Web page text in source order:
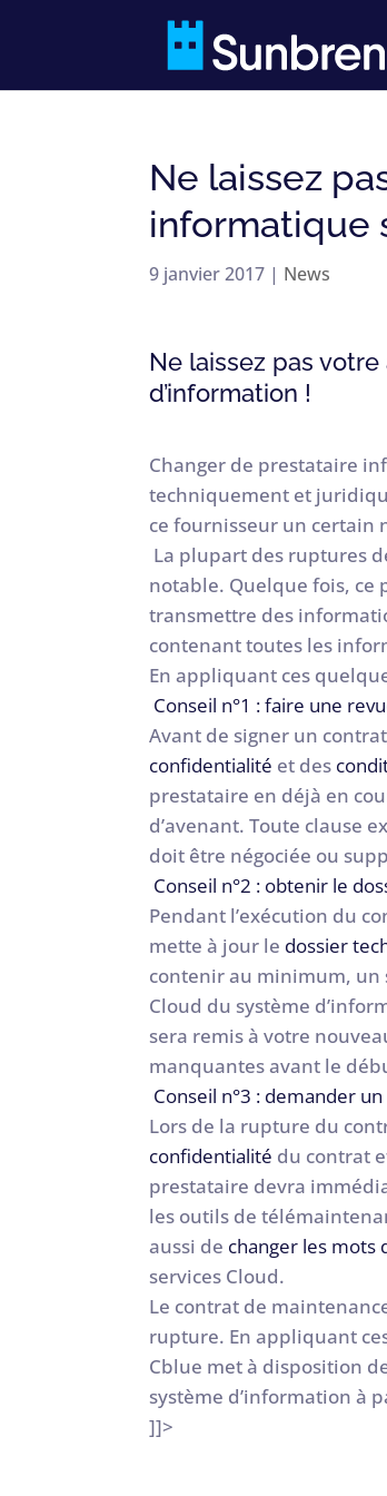
Ne laissez
informatique
9 janvier 2017 | News
Ne laissez pas
d’information !
Changer de prestataire
techniquement et
ce fournisseur un certain
La plupart des ruptures
notable. Quelque fois, ce
transmettre des
contenant toutes les
En appliquant ces
Conseil n°1 : faire une
Avant de signer un
confidentialité et des
prestataire en déjà en
d’avenant. Toute clause
doit être négociée ou
Conseil n°2 : obtenir le
Pendant l’exécution du
mette à jour le dossier
contenir au minimum, un
Cloud du système
sera remis à votre
manquantes avant le
Conseil n°3 : demander
Lors de la rupture du
confidentialité du contrat
prestataire devra
les outils de
aussi de changer les mots
services Cloud.
Le contrat de
rupture. En appliquant
Cblue met à disposition
système d’information à
]]>